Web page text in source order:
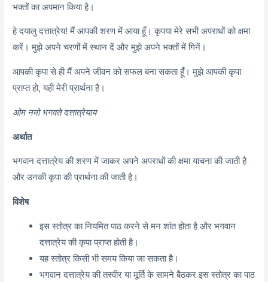
भक्तों का अपमान किया है।
हे दयालु दत्तात्रेय! मैं आपकी शरण में आया हूँ। कृपया मेरे सभी अपराधों को क्षमा
करें। मुझे अपने चरणों में स्थान दें और मुझे अपने भक्तों में गिनें।
आपकी कृपा से ही मैं अपने जीवन को सफल बना सकता हूँ। मुझे आपकी कृपा
प्राप्त हो, यही मेरी प्रार्थना है।
ओम नमो भगवते दत्तात्रेयाय
अर्थात
भगवान दत्तात्रेय की शरण में जाकर अपने अपराधों की क्षमा याचना की जाती है
और उनकी कृपा की प्रार्थना की जाती है।
विशेष
इस स्तोत्र का नियमित पाठ करने से मन शांत होता है और भगवान
दत्तात्रेय की कृपा प्राप्त होती है।
यह स्तोत्र किसी भी समय किया जा सकता है।
भगवान दत्तात्रेय की तस्वीर या मूर्ति के सामने बैठकर इस स्तोत्र का पाठ